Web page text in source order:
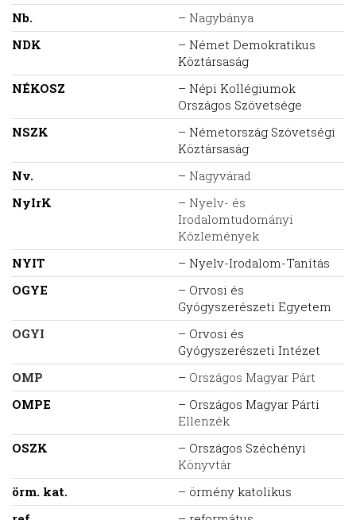
Nb.
– Nagybánya
NDK
– Német Demokratikus
Köztársaság
NÉKOSZ
– Népi Kollégiumok
Országos Szövetsége
NSZK
– Németország Szövetségi
Köztársaság
Nv.
– Nagyvárad
NyIrK
– Nyelv- és
Irodalomtudományi
Közlemények
NYIT
– Nyelv-Irodalom-Tanítás
OGYE
– Orvosi és
Gyógyszerészeti Egyetem
OGYI
– Orvosi és
Gyógyszerészeti Intézet
OMP
– Országos Magyar Párt
OMPE
– Országos Magyar Párti
Ellenzék
OSZK
– Országos Széchényi
Könyvtár
örm. kat.
– örmény katolikus